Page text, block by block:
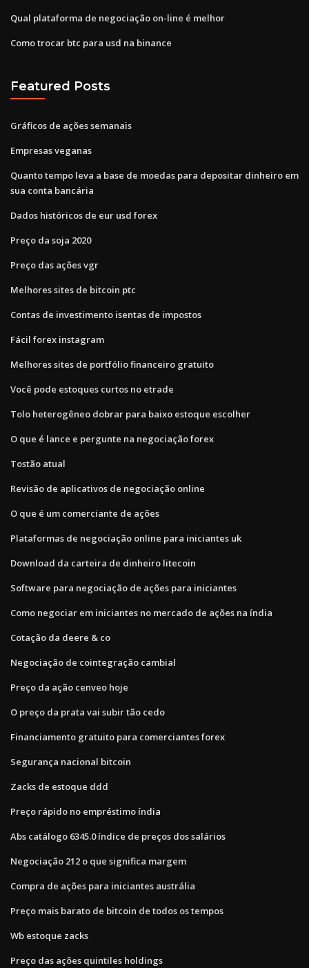
Qual plataforma de negociação on-line é melhor
Como trocar btc para usd na binance
Featured Posts
Gráficos de ações semanais
Empresas veganas
Quanto tempo leva a base de moedas para depositar dinheiro em
sua conta bancária
Dados históricos de eur usd forex
Preço da soja 2020
Preço das ações vgr
Melhores sites de bitcoin ptc
Contas de investimento isentas de impostos
Fácil forex instagram
Melhores sites de portfólio financeiro gratuito
Você pode estoques curtos no etrade
Tolo heterogêneo dobrar para baixo estoque escolher
O que é lance e pergunte na negociação forex
Tostão atual
Revisão de aplicativos de negociação online
O que é um comerciante de ações
Plataformas de negociação online para iniciantes uk
Download da carteira de dinheiro litecoin
Software para negociação de ações para iniciantes
Como negociar em iniciantes no mercado de ações na índia
Cotação da deere & co
Negociação de cointegração cambial
Preço da ação cenveo hoje
O preço da prata vai subir tão cedo
Financiamento gratuito para comerciantes forex
Segurança nacional bitcoin
Zacks de estoque ddd
Preço rápido no empréstimo índia
Abs catálogo 6345.0 índice de preços dos salários
Negociação 212 o que significa margem
Compra de ações para iniciantes austrália
Preço mais barato de bitcoin de todos os tempos
Wb estoque zacks
Preço das ações quintiles holdings